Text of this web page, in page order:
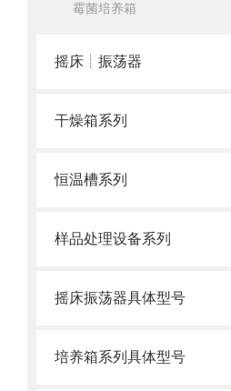
霉菌培养箱
摇床┊振荡器
干燥箱系列
恒温槽系列
样品处理设备系列
摇床振荡器具体型号
培养箱系列具体型号